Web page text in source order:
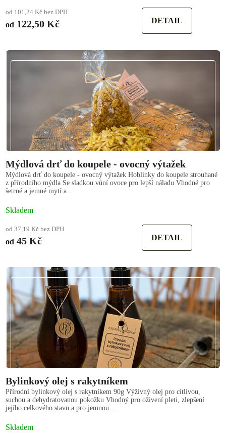
od 101,24 Kč bez DPH
od 122,50 Kč DETAIL
Mýdlová drť do koupele - ovocný výtažek
Mýdlová drť do koupele - ovocný výtažek Hoblinky do koupele strouhané
z přírodního mýdla Se sladkou vůní ovoce pro lepší náladu Vhodné pro
šetrné a jemné mytí a...
Skladem
od 37,19 Kč bez DPH
od 45 Kč DETAIL
Bylinkový olej s rakytníkem
Přírodní bylinkový olej s rakytníkem 90g Výživný olej pro citlivou,
suchou a dehydratovanou pokožku Vhodný pro oživení pleti, zlepšení
jejího celkového stavu a pro jemnou...
Skladem